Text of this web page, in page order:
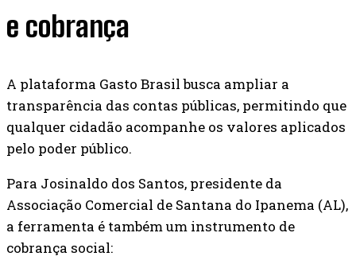
e cobrança
A plataforma Gasto Brasil busca ampliar a
transparência das contas públicas, permitindo que
qualquer cidadão acompanhe os valores aplicados
pelo poder público.
Para Josinaldo dos Santos, presidente da
Associação Comercial de Santana do Ipanema (AL),
a ferramenta é também um instrumento de
cobrança social: